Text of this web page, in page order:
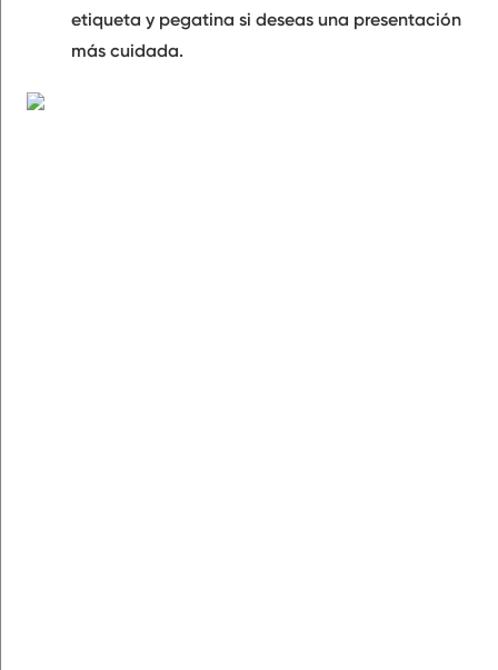
etiqueta y pegatina si deseas una presentación
más cuidada.